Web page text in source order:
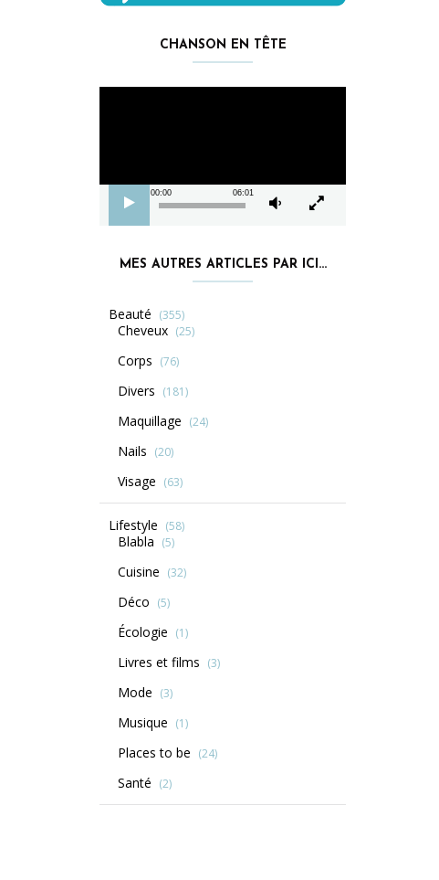
CHANSON EN TÊTE
00:00 06:01
MES AUTRES ARTICLES PAR ICI…
Beauté (355)
Cheveux (25)
Corps (76)
Divers (181)
Maquillage (24)
Nails (20)
Visage (63)
Lifestyle (58)
Blabla (5)
Cuisine (32)
Déco (5)
Écologie (1)
Livres et films (3)
Mode (3)
Musique (1)
Places to be (24)
Santé (2)